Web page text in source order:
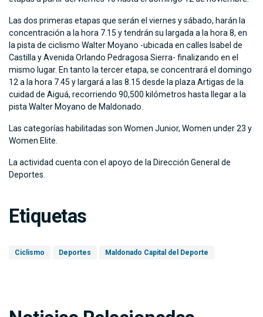
Las dos primeras etapas que serán el viernes y sábado, harán la
concentración a la hora 7.15 y tendrán su largada a la hora 8, en
la pista de ciclismo Walter Moyano -ubicada en calles Isabel de
Castilla y Avenida Orlando Pedragosa Sierra- finalizando en el
mismo lugar. En tanto la tercer etapa, se concentrará el domingo
12 a la hora 7.45 y largará a las 8.15 desde la plaza Artigas de la
cuidad de Aiguá, recorriendo 90,500 kilómetros hasta llegar a la
pista Walter Moyano de Maldonado.
Las categorías habilitadas son Women Junior, Women under 23 y
Women Elite.
La actividad cuenta con el apoyo de la Dirección General de
Deportes.
Etiquetas
Ciclismo Deportes Maldonado Capital del Deporte